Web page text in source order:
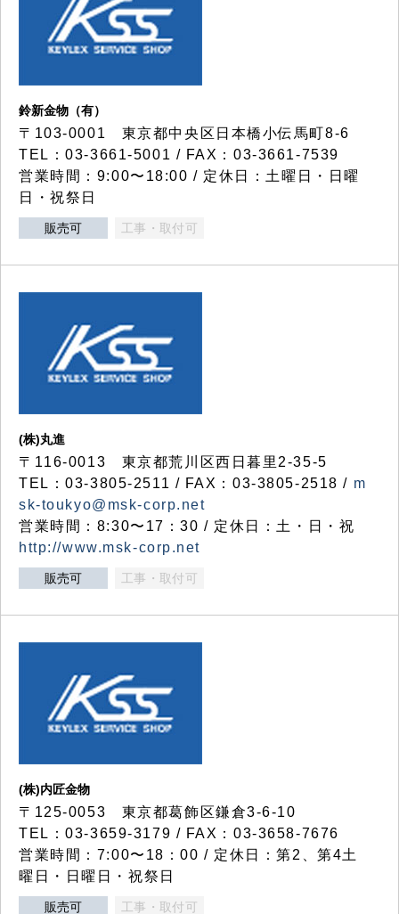
鈴新金物（有）
〒103-0001 東京都中央区日本橋小伝馬町8-6
TEL：03-3661-5001 / FAX：03-3661-7539
営業時間：9:00〜18:00 / 定休日：土曜日・日曜
日・祝祭日
販売可 工事・取付可
(株)丸進
〒116-0013 東京都荒川区西日暮里2-35-5
TEL：03-3805-2511 / FAX：03-3805-2518 / m
sk-toukyo@msk-corp.net
営業時間：8:30〜17：30 / 定休日：土・日・祝
http://www.msk-corp.net
販売可 工事・取付可
(株)内匠金物
〒125-0053 東京都葛飾区鎌倉3-6-10
TEL：03-3659-3179 / FAX：03-3658-7676
営業時間：7:00〜18：00 / 定休日：第2、第4土
曜日・日曜日・祝祭日
販売可 工事・取付可